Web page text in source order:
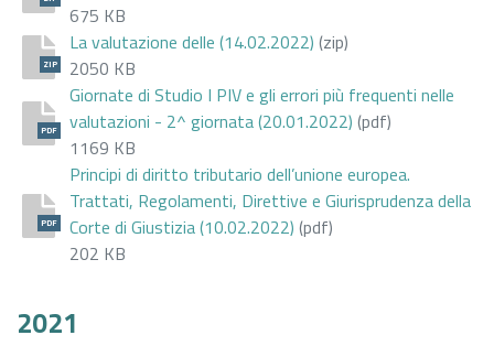
675 KB
ZIP
La valutazione delle (14.02.2022) (zip)
2050 KB
PDF
Giornate di Studio I PIV e gli errori più frequenti nelle
valutazioni - 2^ giornata (20.01.2022) (pdf)
1169 KB
PDF
Principi di diritto tributario dell’unione europea.
Trattati, Regolamenti, Direttive e Giurisprudenza della
Corte di Giustizia (10.02.2022) (pdf)
202 KB
2021